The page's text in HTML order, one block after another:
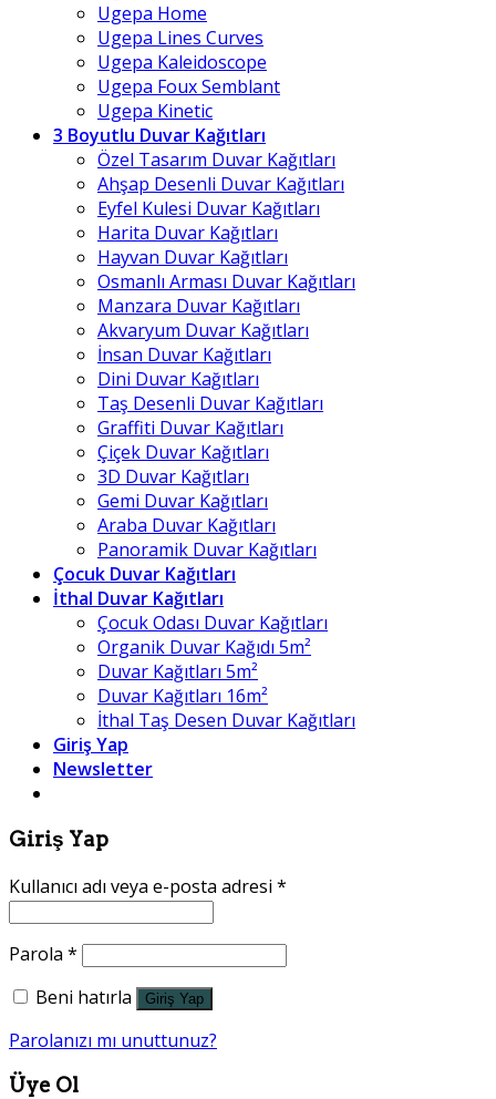
Ugepa Home
Ugepa Lines Curves
Ugepa Kaleidoscope
Ugepa Foux Semblant
Ugepa Kinetic
3 Boyutlu Duvar Kağıtları
Özel Tasarım Duvar Kağıtları
Ahşap Desenli Duvar Kağıtları
Eyfel Kulesi Duvar Kağıtları
Harita Duvar Kağıtları
Hayvan Duvar Kağıtları
Osmanlı Arması Duvar Kağıtları
Manzara Duvar Kağıtları
Akvaryum Duvar Kağıtları
İnsan Duvar Kağıtları
Dini Duvar Kağıtları
Taş Desenli Duvar Kağıtları
Graffiti Duvar Kağıtları
Çiçek Duvar Kağıtları
3D Duvar Kağıtları
Gemi Duvar Kağıtları
Araba Duvar Kağıtları
Panoramik Duvar Kağıtları
Çocuk Duvar Kağıtları
İthal Duvar Kağıtları
Çocuk Odası Duvar Kağıtları
Organik Duvar Kağıdı 5m²
Duvar Kağıtları 5m²
Duvar Kağıtları 16m²
İthal Taş Desen Duvar Kağıtları
Giriş Yap
Newsletter
Giriş Yap
Kullanıcı adı veya e-posta adresi *
Parola *
Beni hatırla
Giriş Yap
Parolanızı mı unuttunuz?
Üye Ol